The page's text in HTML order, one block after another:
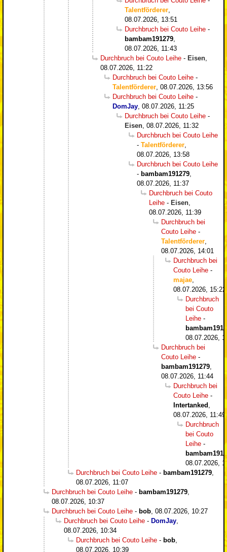
Talentförderer
08.07.2026, 13:51
Durchbruch bei Couto Leihe -
bambam191279
08.07.2026, 11:43
Durchbruch bei Couto Leihe - Eisen
08.07.2026, 11:22
Durchbruch bei Couto Leihe -
Talentförderer 08.07.2026, 13:56
Durchbruch bei Couto Leihe -
DomJay 08.07.2026, 11:25
Durchbruch bei Couto Leihe -
Eisen 08.07.2026, 11:32
Durchbruch bei Couto Leihe
- Talentförderer
08.07.2026, 13:58
Durchbruch bei Couto Leihe
- bambam191279
08.07.2026, 11:37
Durchbruch bei Couto
Leihe - Eisen
08.07.2026, 11:39
Durchbruch bei
Couto Leihe -
Talentförderer
08.07.2026, 14:01
Durchbruch bei
Couto Leihe -
majae
08.07.2026, 15:22
Durchbruch
bei Couto
Leihe -
08.07.2026,
Durchbruch bei
Couto Leihe -
bambam191279
08.07.2026, 11:44
Durchbruch bei
Couto Leihe -
Intertanked
08.07.2026, 11:49
Durchbruch
bei Couto
Leihe -
08.07.2026,
Durchbruch bei Couto Leihe - bambam191279
08.07.2026, 11:07
Durchbruch bei Couto Leihe - bambam191279
08.07.2026, 10:37
Durchbruch bei Couto Leihe - bob 08.07.2026, 10:27
Durchbruch bei Couto Leihe - DomJay
08.07.2026, 10:34
Durchbruch bei Couto Leihe - bob
08.07.2026, 10:39